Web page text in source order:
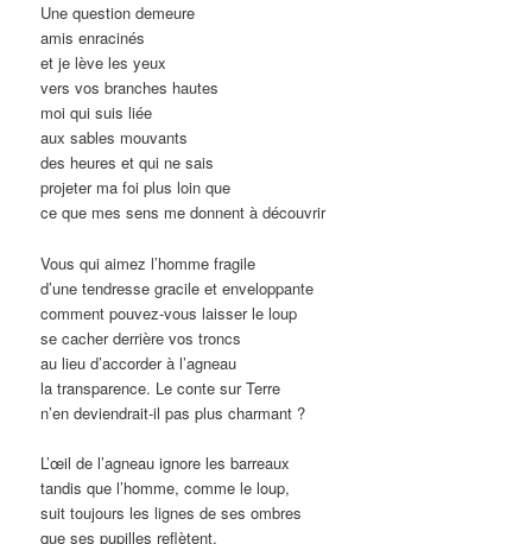
Une question demeure
amis enracinés
et je lève les yeux
vers vos branches hautes
moi qui suis liée
aux sables mouvants
des heures et qui ne sais
projeter ma foi plus loin que
ce que mes sens me donnent à découvrir
Vous qui aimez l’homme fragile
d’une tendresse gracile et enveloppante
comment pouvez-vous laisser le loup
se cacher derrière vos troncs
au lieu d’accorder à l’agneau
la transparence. Le conte sur Terre
n’en deviendrait-il pas plus charmant ?
L’œil de l’agneau ignore les barreaux
tandis que l’homme, comme le loup,
suit toujours les lignes de ses ombres
que ses pupilles reflètent.